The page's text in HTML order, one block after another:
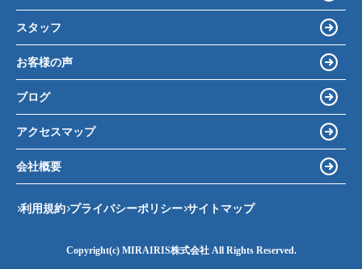
スタッフ
お客様の声
ブログ
アクセスマップ
会社概要
利用規約 プライバシーポリシー サイトマップ
Copyright(c) MIRAIRIS株式会社 All Rights Reserved.